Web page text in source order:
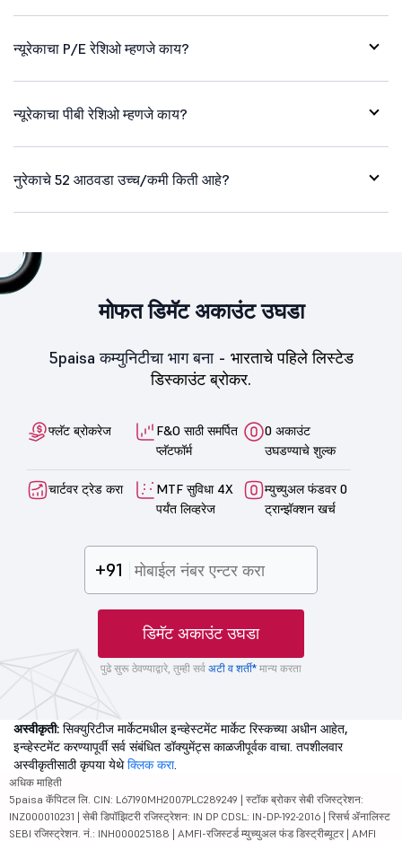
न्यूरेकाचा P/E रेशिओ म्हणजे काय?
न्यूरेकाचा पीबी रेशिओ म्हणजे काय?
नुरेकाचे 52 आठवडा उच्च/कमी किती आहे?
मोफत डिमॅट अकाउंट उघडा
5paisa कम्युनिटीचा भाग बना - भारताचे पहिले लिस्टेड
डिस्काउंट ब्रोकर.
फ्लॅट ब्रोकरेज
F&O साठी समर्पित
प्लॅटफॉर्म
0 अकाउंट
उघडण्याचे शुल्क
चार्टवर ट्रेड करा
MTF सुविधा 4X
पर्यंत लिव्हरेज
म्युच्युअल फंडवर 0
ट्रान्झॅक्शन खर्च
+91
डिमॅट अकाउंट उघडा
पुढे सुरू ठेवण्याद्वारे, तुम्ही सर्व अटी व शर्ती* मान्य करता
अस्वीकृती: सिक्युरिटीज मार्केटमधील इन्व्हेस्टमेंट मार्केट रिस्कच्या अधीन आहेत,
इन्व्हेस्टमेंट करण्यापूर्वी सर्व संबंधित डॉक्युमेंट्स काळजीपूर्वक वाचा. तपशीलवार
अस्वीकृतीसाठी कृपया येथेक्लिक करा.
अधिक माहिती
5paisa कॅपिटल लि. CIN: L67190MH2007PLC289249 | स्टॉक ब्रोकर सेबी रजिस्ट्रेशन:
INZ000010231 | सेबी डिपॉझिटरी रजिस्ट्रेशन: IN DP CDSL: IN-DP-192-2016 | रिसर्च ॲनालिस्ट
SEBI रजिस्ट्रेशन. नं.: INH000025188 | AMFI-रजिस्टर्ड म्युच्युअल फंड डिस्ट्रीब्यूटर | AMFI